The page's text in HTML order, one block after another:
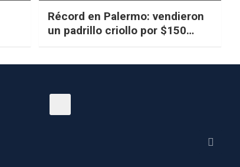
Récord en Palermo: vendieron
un padrillo criollo por $150
millones